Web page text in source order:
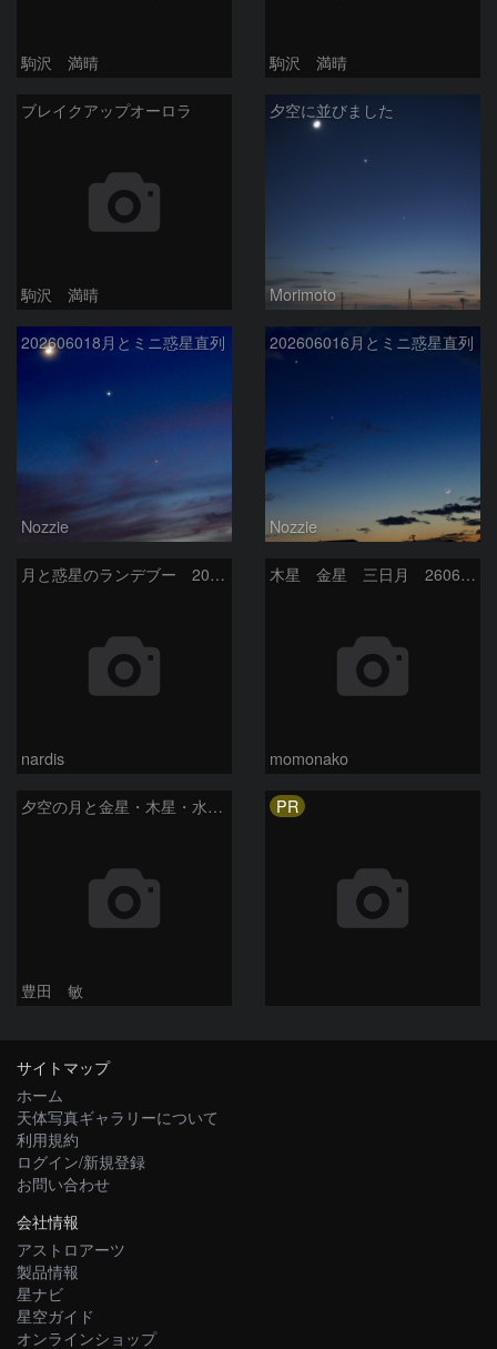
駒沢 満晴 駒沢 満晴
ブレイクアップオーロラ
駒沢 満晴
夕空に並びました
Morimoto
202606018月とミニ惑星直列
Nozzie
202606016月とミニ惑星直列
Nozzie
月と惑星のランデブー 2026/06/19
nardis
木星 金星 三日月 260618
momonako
夕空の月と金星・木星・水星の接近 2026/6/18
豊田 敏
PR
サイトマップ
ホーム
天体写真ギャラリーについて
利用規約
ログイン/新規登録
お問い合わせ
会社情報
アストロアーツ
製品情報
星ナビ
星空ガイド
オンラインショップ